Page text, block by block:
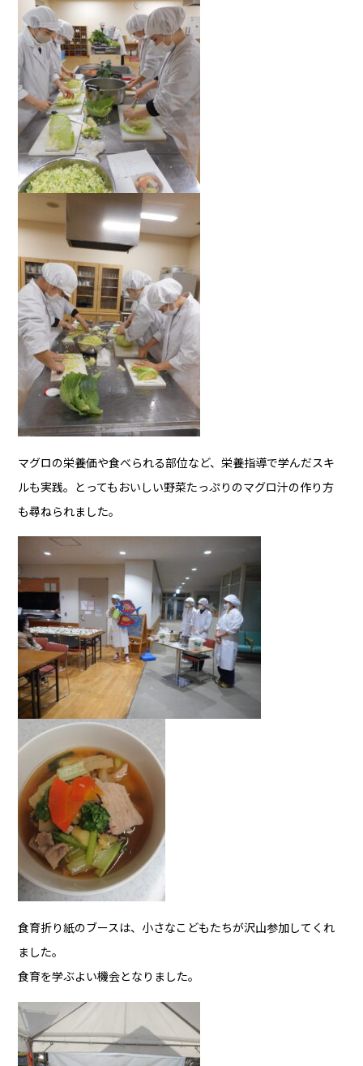
マグロの栄養価や食べられる部位など、栄養指導で学んだスキ
ルも実践。とってもおいしい野菜たっぷりのマグロ汁の作り方
も尋ねられました。
食育折り紙のブースは、小さなこどもたちが沢山参加してくれ
ました。
食育を学ぶよい機会となりました。